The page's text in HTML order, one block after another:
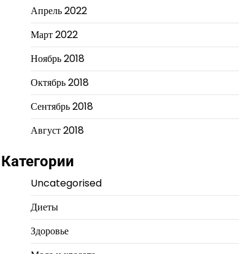
Апрель 2022
Март 2022
Ноябрь 2018
Октябрь 2018
Сентябрь 2018
Август 2018
Категории
Uncategorised
Диеты
Здоровье